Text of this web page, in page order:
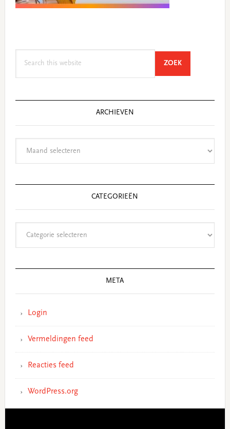
ZOEKSEARCH
ARCHIEVEN
CATEGORIEËN
META
Login
Vermeldingen feed
Reacties feed
WordPress.org